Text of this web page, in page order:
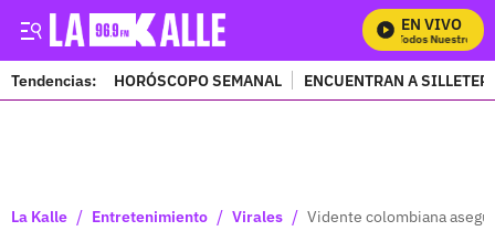
EN VIVO
Mira Todos Nuestros
Tendencias: HORÓSCOPO SEMANAL ENCUENTRAN A
La Kalle / Entretenimiento / Virales / Vidente colombiana